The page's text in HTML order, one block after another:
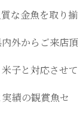
な金魚を取り揃
外からご来店頂
子と対応させて
績の観賞魚セ